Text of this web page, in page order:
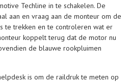
Techline in te schakelen. De
aan en vraag aan de monteur om de
te trekken en te controleren wat er
koppelt terug dat de motor nu
de blauwe rookpluimen
is om de raildruk te meten op